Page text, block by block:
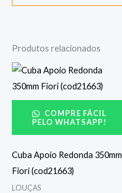
Produtos relacionados
COMPRE FÁCIL
PELO WHATSAPP!
Cuba Apoio Redonda 350mm
Fiori (cod21663)
LOUÇAS